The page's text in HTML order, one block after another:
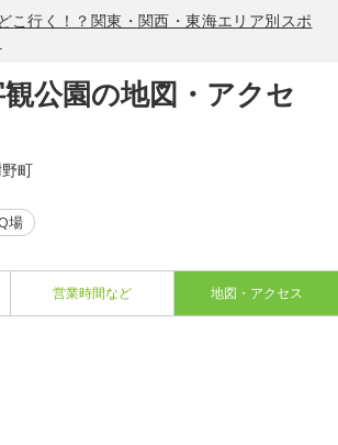
こ行く！？関東・関西・東海エリア別スポ
公園の地図・アクセ
町
場
営業時間など 地図・アクセス